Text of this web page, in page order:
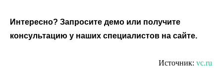
Интересно? Запросите демо или получите
консультацию у наших специалистов на сайте.
Источник: vc.ru
О нас
Наши клиенты